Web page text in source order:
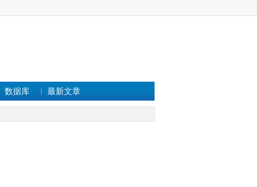
数据库 最新文章